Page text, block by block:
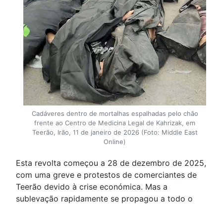
Cadáveres dentro de mortalhas espalhadas pelo chão
frente ao Centro de Medicina Legal de Kahrizak, em
Teerão, Irão, 11 de janeiro de 2026 (Foto: Middle East
Online)
Esta revolta começou a 28 de dezembro de 2025,
com uma greve e protestos de comerciantes de
Teerão devido à crise económica. Mas a
sublevação rapidamente se propagou a todo o